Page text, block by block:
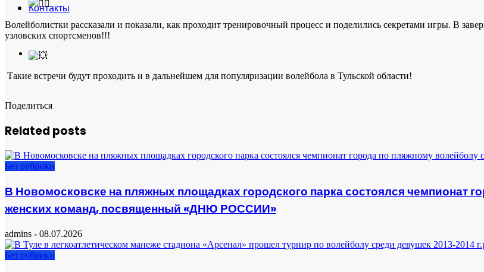
Контакты
Волейболистки рассказали и показали, как проходит тренировочный процесс и поделились секретами игры. В
узловских спортсменов!!!
Такие встречи будут проходить и в дальнейшем для популяризации волейбола в Тульской области!
Поделиться
Related posts
Без рубрики
В Новомосковске на пляжных площадках городского парка состоялся чемпионат
женских команд, посвященный «ДНЮ РОССИИ»
admins - 08.07.2026
Без рубрики